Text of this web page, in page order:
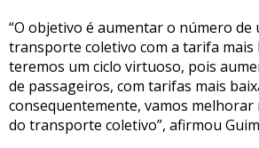
“O objetivo é aumentar o número de
transporte coletivo com a tarifa mais
teremos um ciclo virtuoso, pois
de passageiros, com tarifas mais
consequentemente, vamos melhorar
do transporte coletivo”, afirmou